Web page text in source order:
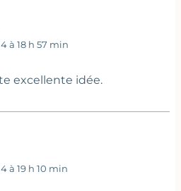
à 18 h 57 min
excellente idée.
à 19 h 10 min